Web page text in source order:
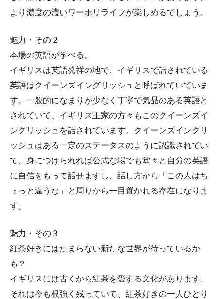
より濃度の濃いワーホリライフが楽しめるでしょう。
魅力・その２
本場の英語が学べる。
イギリスは英語発祥の地で、イギリスで話されている
英語はクイーンズイングリッシュと呼ばれていていま
す。一般的になまりが少なく丁寧で気品のある英語と
されていて、イギリス王家の方々もこのクイーンズイ
ングリッシュを話されています。クイーンズイングリ
ッシュはある一定のステータスのように認識されてい
て、身につけられれば公式な場でも堂々と自分の英語
に自信をもって話せますし、話し方から「この人はち
ょっと違うな」と周りから一目置かれる存在になりま
す。
魅力・その３
紅茶好きにはたまらない新たな世界が待っているか
も？
イギリスには古くから紅茶を愛する文化があります。
それは今も根強く残っていて、紅茶好きの一人ひとり